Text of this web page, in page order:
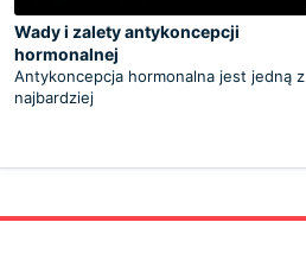
Wady i zalety antykoncepcji
hormonalnej
Antykoncepcja hormonalna jest jedną z
najbardziej